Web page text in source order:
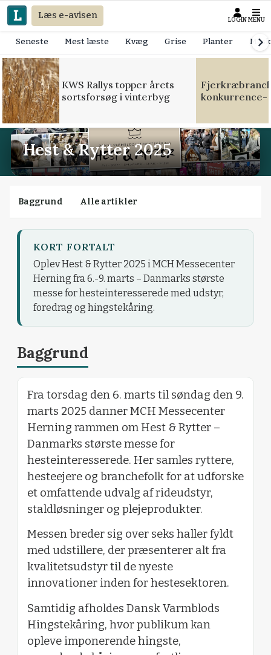
Læs e-avisen LOGIN MENU
Seneste Mest læste Kvæg Grise Planter
KWS Rallys topper årets
sortsforsøg i vinterbyg
konkurrence-
Hest & Rytter 2025
Baggrund Alle artikler
KORT FORTALT
Oplev Hest & Rytter 2025 i MCH Messecenter
Herning fra 6.-9. marts – Danmarks største
messe for hesteinteresserede med udstyr,
foredrag og hingstekåring.
Baggrund
Fra torsdag den 6. marts til søndag den 9.
marts 2025 danner MCH Messecenter
Herning rammen om Hest & Rytter –
Danmarks største messe for
hesteinteresserede. Her samles ryttere,
hesteejere og branchefolk for at udforske
et omfattende udvalg af rideudstyr,
staldløsninger og plejeprodukter.
Messen breder sig over seks haller fyldt
med udstillere, der præsenterer alt fra
kvalitetsudstyr til de nyeste
innovationer inden for hestesektoren.
Samtidig afholdes Dansk Varmblods
Hingstekåring, hvor publikum kan
opleve imponerende hingste,